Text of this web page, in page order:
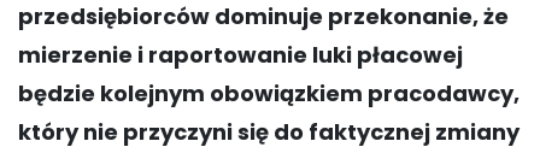
przedsiębiorców dominuje przekonanie, że
mierzenie i raportowanie luki płacowej
będzie kolejnym obowiązkiem pracodawcy,
który nie przyczyni się do faktycznej zmiany